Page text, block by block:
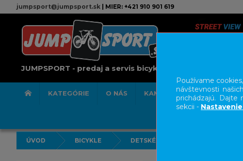
jumpsport@jumpsport.sk| MIER: +421 910 901 619
JUMPSPORT - predaj a servis bicyklov
KATEGÓRIE O NÁS KAMENNÁ PREDAJNA
ÚVOD BICYKLE DETSKÉ BICYKLE/ODRÁŽADLA
Používame
návštevnosti
prichádzajú. Dajte
sekcii -